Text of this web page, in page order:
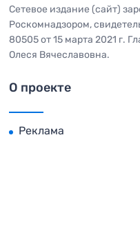
Сетевое издание (сайт)
Роскомнадзором,
80505 от 15 марта 2021 г.
Олеся Вячеславовна.
О проекте
Реклама